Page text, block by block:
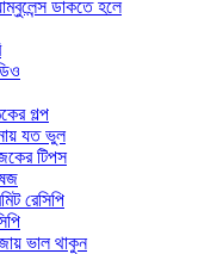
ডাকতে হলে
গল্প
যত ভুল
টিপস
রেসিপি
ভাল থাকুন